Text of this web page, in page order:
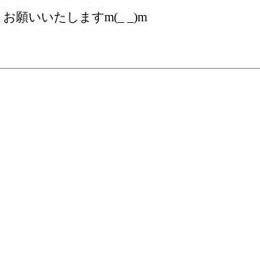
願いいたしますm(_ _)m